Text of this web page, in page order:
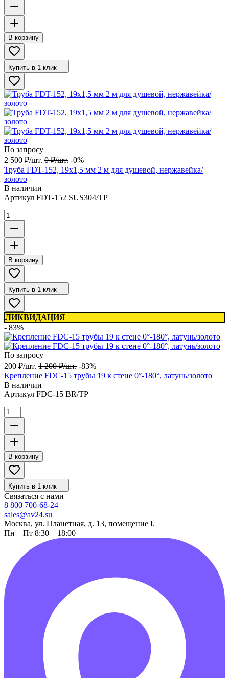
В корзину
Купить в 1 клик
По запросу
2 500 ₽/шт. 0 ₽/шт. -0%
Труба FDT-152, 19х1,5 мм 2 м для душевой, нержавейка/
золото
В наличии
Артикул FDT-152 SUS304/TP
В корзину
Купить в 1 клик
ЛИКВИДАЦИЯ
- 83%
По запросу
200 ₽/шт. 1 200 ₽/шт. -83%
Крепление FDC-15 трубы 19 к стене 0°-180°, латунь/золото
В наличии
Артикул FDC-15 BR/TP
В корзину
Купить в 1 клик
Связаться с нами
8 800 700-68-24
sales@av24.su
Москва, ул. Планетная, д. 13, помещение I.
Пн—Пт 8:30 – 18:00